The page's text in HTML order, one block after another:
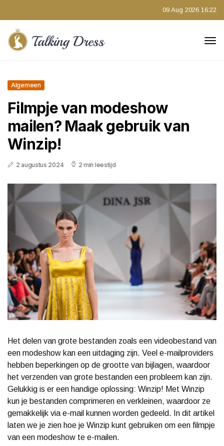
09 Aug 2026 16:22
Algemeen
Filmpje van modeshow
mailen? Maak gebruik van
Winzip!
2 augustus 2024 2 min leestijd
Het delen van grote bestanden zoals een videobestand van
een modeshow kan een uitdaging zijn. Veel e-mailproviders
hebben beperkingen op de grootte van bijlagen, waardoor
het verzenden van grote bestanden een probleem kan zijn.
Gelukkig is er een handige oplossing: Winzip! Met Winzip
kun je bestanden comprimeren en verkleinen, waardoor ze
gemakkelijk via e-mail kunnen worden gedeeld. In dit artikel
laten we je zien hoe je Winzip kunt gebruiken om een filmpje
van een modeshow te e-mailen.